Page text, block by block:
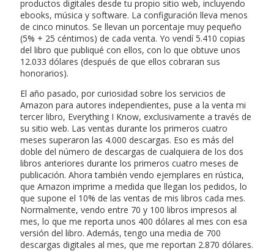
productos digitales desde tu propio sitio web, incluyendo
ebooks, música y software. La configuración lleva menos
de cinco minutos. Se llevan un porcentaje muy pequeño
(5% + 25 céntimos) de cada venta. Yo vendí 5.410 copias
del libro que publiqué con ellos, con lo que obtuve unos
12.033 dólares (después de que ellos cobraran sus
honorarios).
El año pasado, por curiosidad sobre los servicios de
Amazon para autores independientes, puse a la venta mi
tercer libro, Everything I Know, exclusivamente a través de
su sitio web. Las ventas durante los primeros cuatro
meses superaron las 4.000 descargas. Eso es más del
doble del número de descargas de cualquiera de los dos
libros anteriores durante los primeros cuatro meses de
publicación. Ahora también vendo ejemplares en rústica,
que Amazon imprime a medida que llegan los pedidos, lo
que supone el 10% de las ventas de mis libros cada mes.
Normalmente, vendo entre 70 y 100 libros impresos al
mes, lo que me reporta unos 400 dólares al mes con esa
versión del libro. Además, tengo una media de 700
descargas digitales al mes, que me reportan 2.870 dólares.